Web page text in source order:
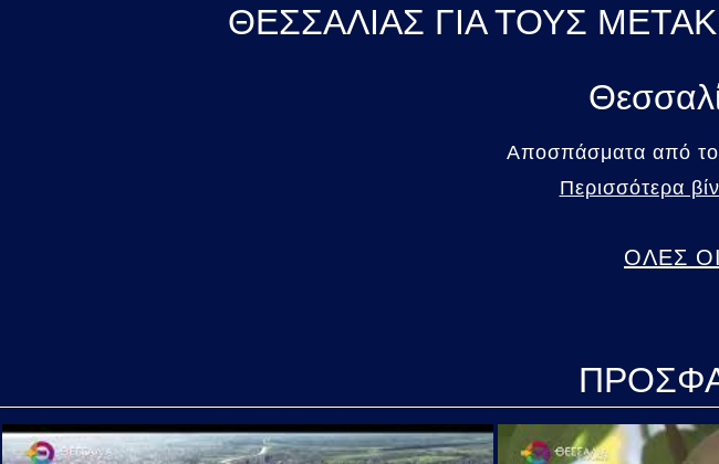
ΘΕΣΣΑΛΙΑΣ ΓΙΑ ΤΟΥΣ
Αποσπάσματα από το
Περισσότερα
ΟΛΕΣ